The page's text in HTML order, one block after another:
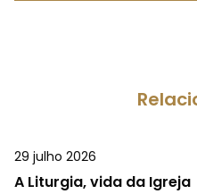
29 julho 2026
A Liturgia, vida da Igreja